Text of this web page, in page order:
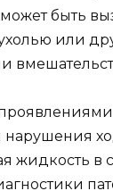
быть
или
нарушения
жидкость в